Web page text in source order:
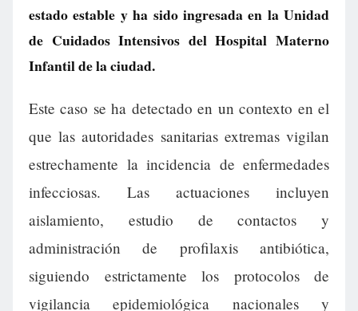
estado estable y ha sido ingresada en la Unidad
de Cuidados Intensivos del Hospital Materno
Infantil de la ciudad.
Este caso se ha detectado en un contexto en el
que las autoridades sanitarias extremas vigilan
estrechamente la incidencia de enfermedades
infecciosas. Las actuaciones incluyen
aislamiento, estudio de contactos y
administración de profilaxis antibiótica,
siguiendo estrictamente los protocolos de
vigilancia epidemiológica nacionales y